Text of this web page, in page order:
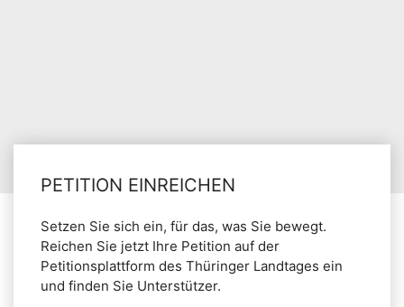
PETITION EINREICHEN
Setzen Sie sich ein, für das, was Sie bewegt.
Reichen Sie jetzt Ihre Petition auf der
Petitionsplattform des Thüringer Landtages ein
und finden Sie Unterstützer.